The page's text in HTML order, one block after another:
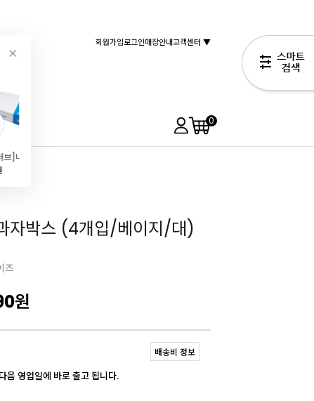
회원가입로그인매장안내고객센터 ▼
0
자박스 (4개입/베이지/대)
즈
원
음 영업일에 바로 출고 됩니다.
배송비 정보